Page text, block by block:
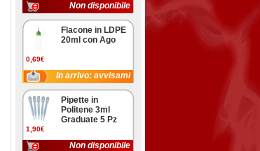
Non disponibile
0,69€
Flacone in LDPE
20ml con Ago
In arrivo: avvisami
1,90€
Pipette in
Politene 3ml
Graduate 5 Pz
Non disponibile